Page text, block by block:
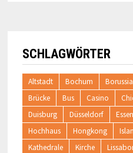
SCHLAGWÖRTER
Altstadt Bochum
Brücke
Bus Casino
Duisburg
Düsseldorf Essen
Hochhaus
Hongkong
Kathedrale
Kirche